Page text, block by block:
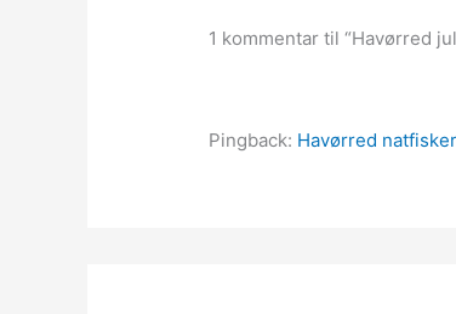
1 kommentar til “Havørred
Pingback: Havørred